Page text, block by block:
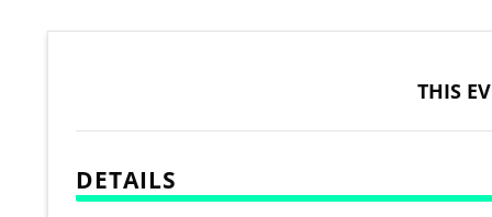
THIS
DETAILS